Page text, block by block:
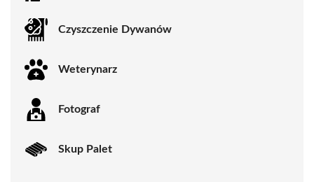
Czyszczenie Dywanów
Weterynarz
Fotograf
Skup Palet